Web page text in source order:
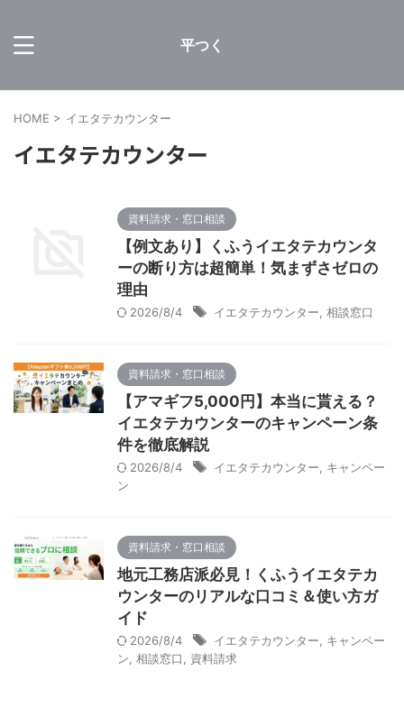
平つく
HOME > イエタテカウンター
イエタテカウンター
資料請求・窓口相談
【例文あり】くふうイエタテカウンタ
ーの断り方は超簡単！気まずさゼロの
理由
2026/8/4 イエタテカウンター 相談窓口
資料請求・窓口相談
【アマギフ5,000円】本当に貰える？
イエタテカウンターのキャンペーン条
件を徹底解説
2026/8/4 イエタテカウンター
キャンペー
ン
資料請求・窓口相談
地元工務店派必見！くふうイエタテカ
ウンターのリアルな口コミ＆使い方ガ
イド
2026/8/4 イエタテカウンター
キャンペー
ン 相談窓口 資料請求